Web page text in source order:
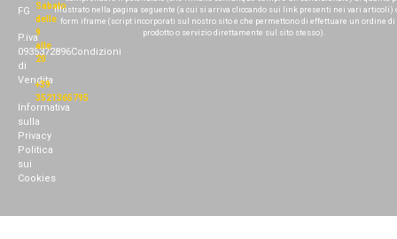
FG
P.iva
0935372896Condizioni
di
Vendita
Informativa
sulla
Privacy
Politica
sui
Cookies
Sabato
delle
9
alle
20
+39
3521365795
illustrato nella pagina seguente (a cui si arriva cliccando sui link presenti nei vari articoli)
form iframe (script incorporati sul nostro sito e che permettono di effettuare un ordine di
prodotto o servizio direttamente sul sito stesso).